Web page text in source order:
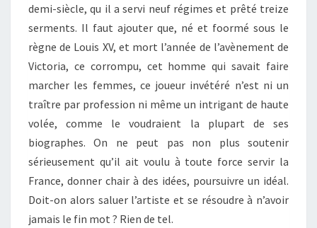
demi-siècle, qu il a servi neuf régimes et prêté treize
serments. Il faut ajouter que, né et foormé sous le
règne de Louis XV, et mort l’année de l’avènement de
Victoria, ce corrompu, cet homme qui savait faire
marcher les femmes, ce joueur invétéré n’est ni un
traître par profession ni même un intrigant de haute
volée, comme le voudraient la plupart de ses
biographes. On ne peut pas non plus soutenir
sérieusement qu’il ait voulu à toute force servir la
France, donner chair à des idées, poursuivre un idéal.
Doit-on alors saluer l’artiste et se résoudre à n’avoir
jamais le fin mot ? Rien de tel.